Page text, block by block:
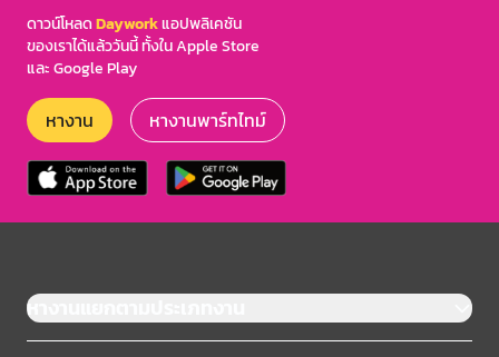
ดาวน์โหลดDayworkแอปพลิเคชัน
ของเราได้แล้ววันนี้ ทั้งใน Apple Store
และ Google Play
หางาน หางานพาร์ทไทม์
หางานแยกตามประเภทงาน